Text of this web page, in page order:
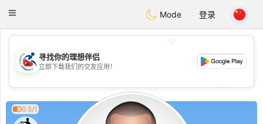
Handi Space
Toggle
Mode 登录
💖
💕
💕
寻找你的理想伴侣
立即下载我们的交友应用！
0.5/1